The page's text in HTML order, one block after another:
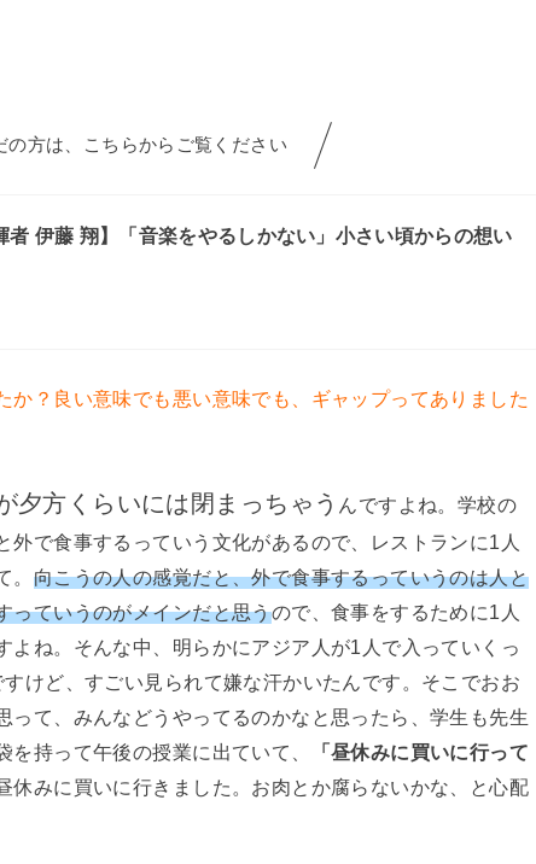
の方は、こちらからご覧ください
者 伊藤 翔】「音楽をやるしかない」小さい頃からの想い
か？良い意味でも悪い意味でも、ギャップってありました
夕方くらいには閉まっちゃう んですよね。学校の
で食事するっていう文化があるので、レストランに1人
向こうの人の感覚だと、外で食事するっていうのは人と
っていうのがメインだと思うので、食事をするために1人
よね。そんな中、明らかにアジア人が1人で入っていくっ
けど、すごい見られて嫌な汗かいたんです。そこでおお
って、みんなどうやってるのかなと思ったら、学生も先生
持って午後の授業に出ていて、
「昼休みに買いに行って
休みに買いに行きました。お肉とか腐らないかな、と心配